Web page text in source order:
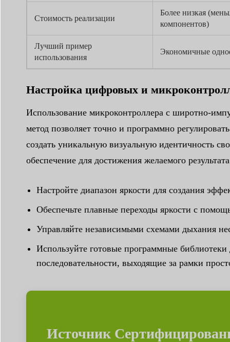
Стоимость реализации
Более низкая
компонентов)
Лучший пример
использования
Экономичные
Настройка цифровых и
Использование микроконтроллера с широтно-
метод позволяет точно и программно
создать уникальную визуальную идентичность
обеспечение для достижения желаемого
Настройте диапазон яркости для создания
Обеспечьте плавные переходы яркости с
Управляйте независимыми схемами дыхания
Используйте готовые программные
последовательности, выходящие за рамки
Источник